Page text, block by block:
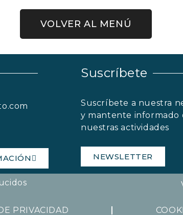
VOLVER AL MENÚ
Suscríbete
Suscríbete a nuestra
y mantente informado
nuestras actividades
NEWSLETTER
PRIVACIDAD